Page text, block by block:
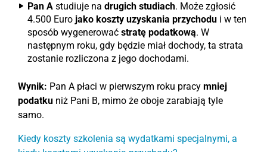
Pan A studiuje na drugich studiach. Może zgłosić
4.500 Euro jako koszty uzyskania przychodu i w ten
sposób wygenerować stratę podatkową. W
następnym roku, gdy będzie miał dochody, ta strata
zostanie rozliczona z jego dochodami.
Wynik: Pan A płaci w pierwszym roku pracy mniej
podatku niż Pani B, mimo że oboje zarabiają tyle
samo.
Kiedy koszty szkolenia są wydatkami specjalnymi, a